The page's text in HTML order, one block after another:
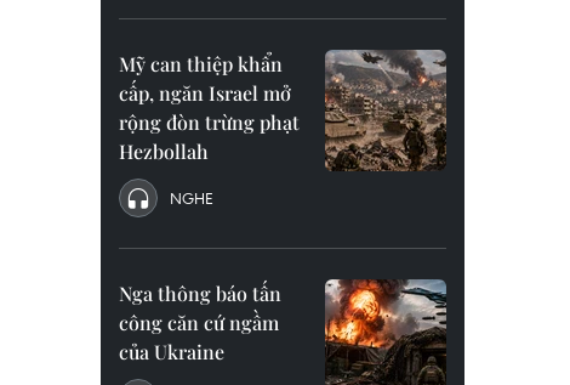
Mỹ can thiệp khẩn
cấp, ngăn Israel mở
rộng đòn trừng phạt
Hezbollah
NGHE
Nga thông báo tấn
công căn cứ ngầm
của Ukraine